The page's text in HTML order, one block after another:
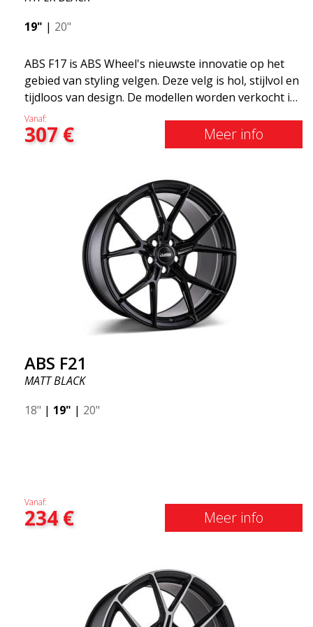
19" | 20"
ABS F17 is ABS Wheel's nieuwste innovatie op het
gebied van styling velgen. Deze velg is hol, stijlvol en
tijdloos van design. De modellen worden verkocht in
verschillende maten, waaronder 19x8.5, 19x9.5 en
20x8.5 &20x10 en 20x11. Hoe breder de velg, hoe
dieper het resultaat dat je krijgt. ABS F17 is een Flow
wat betekent dat deze een hogere kwaliteit, minder
gewicht en sterker materiaal heeft. U rijdt
comfortabeler dankzijhet onafgeveerde gewicht.
Het is de Gucci van de velgenwereld! 😍
Vanaf:
307€ Meer info
ABS F21
MATT BLACK
18" | 19" | 20"
Vanaf:
234€ Meer info